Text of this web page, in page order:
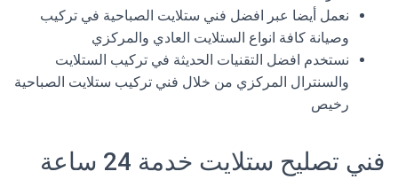
نعمل أيضا عبر افضل فني ستلايت الصباحية في تركيب
وصيانة كافة انواع الستلايت العادي والمركزي
نستخدم افضل التقنيات الحديثة في تركيب الستلايت
والسنترال المركزي من خلال فني تركيب ستلايت الصباحية
رخيص
فني تصليح ستلايت خدمة 24 ساعة